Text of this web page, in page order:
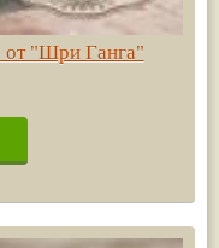
от "Шри Ганга"